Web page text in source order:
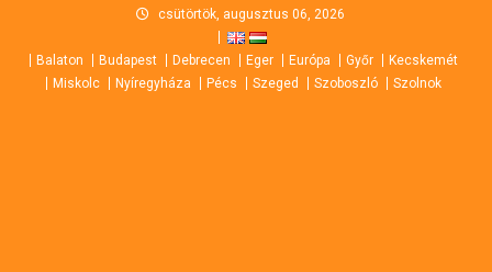
content
csütörtök, augusztus 06, 2026
Balaton Budapest Debrecen Eger Európa Győr
Kecskemét
Miskolc
Nyíregyháza Pécs Szeged Szoboszló Szolnok